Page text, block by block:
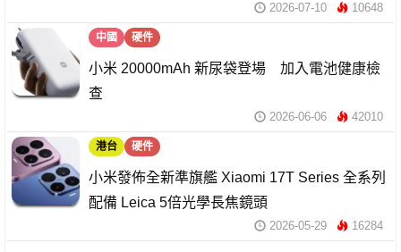
2026-07-10 10648
中國 硬件
小米 20000mAh 新尿袋登場 加入電池健康檢
查
2026-06-06 42010
港台 硬件
小米發佈全新準旗艦 Xiaomi 17T Series 全系列
配備 Leica 5倍光學長焦鏡頭
2026-05-29 16284